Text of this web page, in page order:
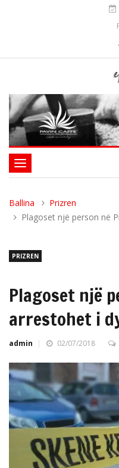
Toggle
navigation
Ballina
Prizren
Plagoset një person në
PRIZREN
Plagoset një
arrestohet i
admin 02/07/2018